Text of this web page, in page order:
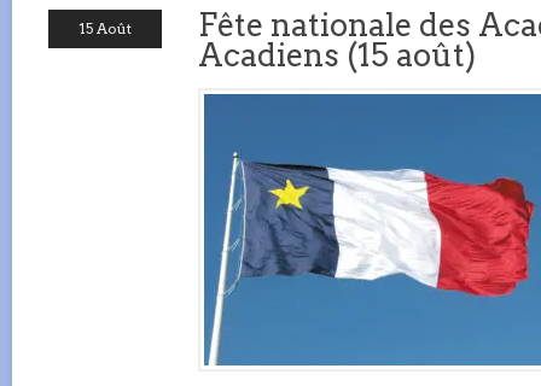
15 Août
Fête nationale des
Acadiens (15 août)